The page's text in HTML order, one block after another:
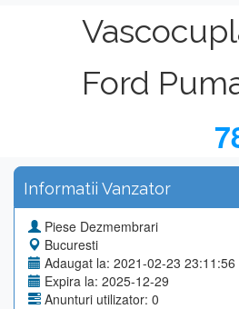
Ford
Informatii Vanzator
Piese Dezmembrari
Bucuresti
Adaugat la: 2021-02-23 23:11:56
Expira la: 2025-12-29
Anunturi utilizator: 0